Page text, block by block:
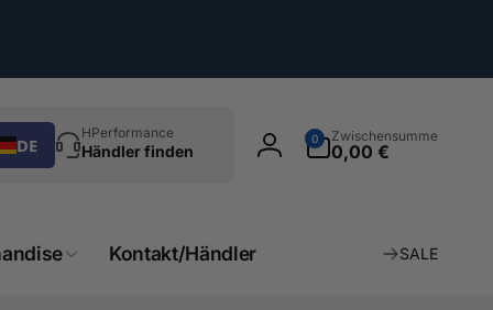
DE
HPerformance
Händler finden Einloggen
0
Artikel
Zwischensumme
0,00 €
Kontakt/Händler SALE